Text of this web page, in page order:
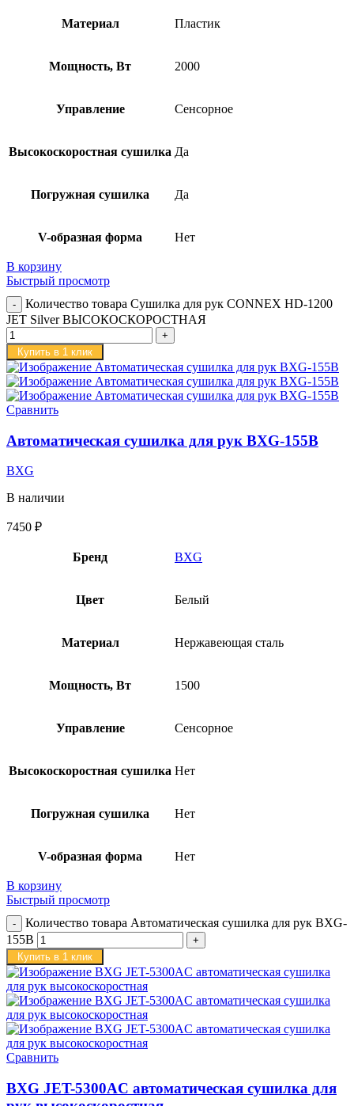
Материал Пластик
Мощность, Вт 2000
Управление Сенсорное
Высокоскоростная сушилка Да
Погружная сушилка Да
V-образная форма Нет
В корзину
Быстрый просмотр
Количество товара Сушилка для рук CONNEX HD-1200
JET Silver ВЫСОКОСКОРОСТНАЯ
Купить в 1 клик
Сравнить
Автоматическая сушилка для рук BXG-155B
BXG
В наличии
7450 ₽
Бренд BXG
Цвет Белый
Материал Нержавеющая сталь
Мощность, Вт 1500
Управление Сенсорное
Высокоскоростная сушилка Нет
Погружная сушилка Нет
V-образная форма Нет
В корзину
Быстрый просмотр
Количество товара Автоматическая сушилка для рук BXG-
155B
Купить в 1 клик
Сравнить
BXG JET-5300AC автоматическая сушилка для